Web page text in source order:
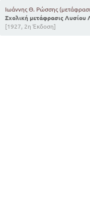
Ιωάννης Θ. Ρώσσης
Σχολική μετάφρασις
[1927, 2η Έκδοση]